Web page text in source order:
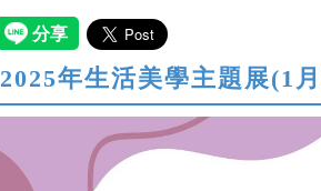
2025年生活美學主題展(1